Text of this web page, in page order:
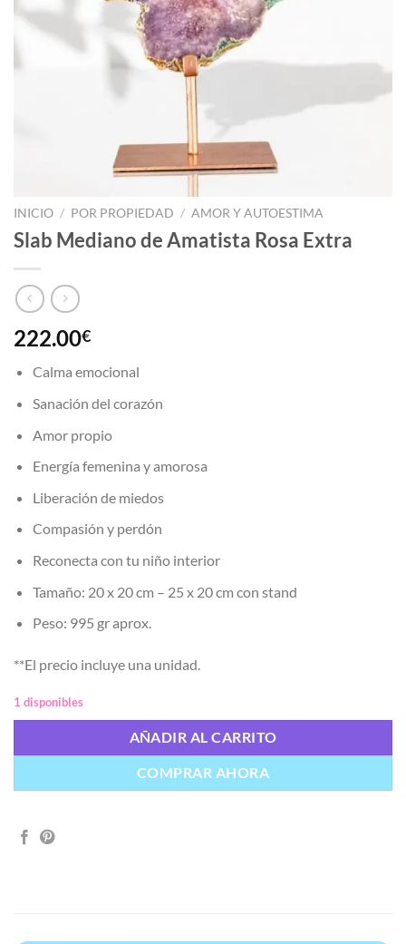
INICIO / POR PROPIEDAD / AMOR Y AUTOESTIMA
Slab Mediano de Amatista Rosa Extra
222.00€
Calma emocional
Sanación del corazón
Amor propio
Energía femenina y amorosa
Liberación de miedos
Compasión y perdón
Reconecta con tu niño interior
Tamaño: 20 x 20 cm – 25 x 20 cm con stand
Peso: 995 gr aprox.
**El precio incluye una unidad.
1 disponibles
AÑADIR AL CARRITO
COMPRAR AHORA